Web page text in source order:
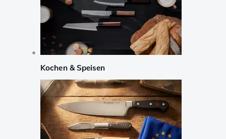
Kochen & Speisen